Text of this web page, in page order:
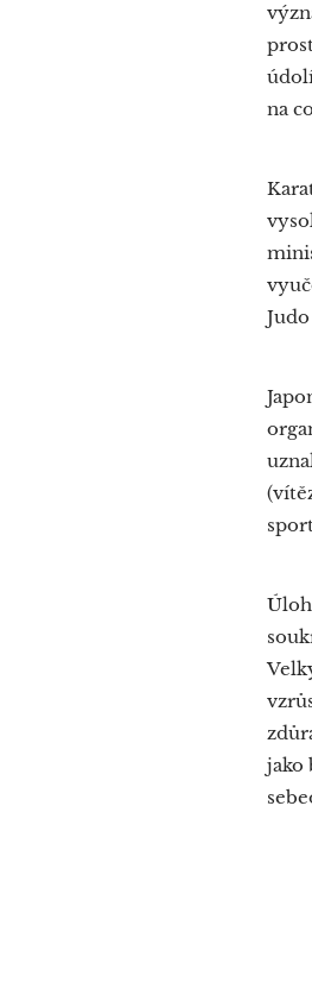
na
jako